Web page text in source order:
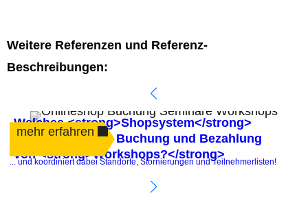
Weitere Referenzen und Referenz-
Beschreibungen:
Welches <strong>Shopsystem</strong>
automatisiert die Buchung und Bezahlung
von <strong>Workshops?</strong>
mehr erfahren
... und koordiniert dabei Standorte, Stornierungen und Teilnehmerlisten!